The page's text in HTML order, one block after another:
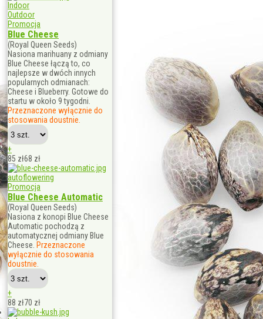
Indoor
Outdoor
Promocja
Blue Cheese
(Royal Queen Seeds)
Nasiona marihuany z odmiany
Blue Cheese łączą to, co
najlepsze w dwóch innych
popularnych odmianach:
Cheese i Blueberry. Gotowe do
startu w około 9 tygodni.
Przeznaczone wyłącznie do
stosowania doustnie.
+
85 zł68 zł
autoflowering
Promocja
Blue Cheese Automatic
(Royal Queen Seeds)
Nasiona z konopi Blue Cheese
Automatic pochodzą z
automatycznej odmiany Blue
Cheese. Przeznaczone
wyłącznie do stosowania
doustnie.
+
88 zł70 zł